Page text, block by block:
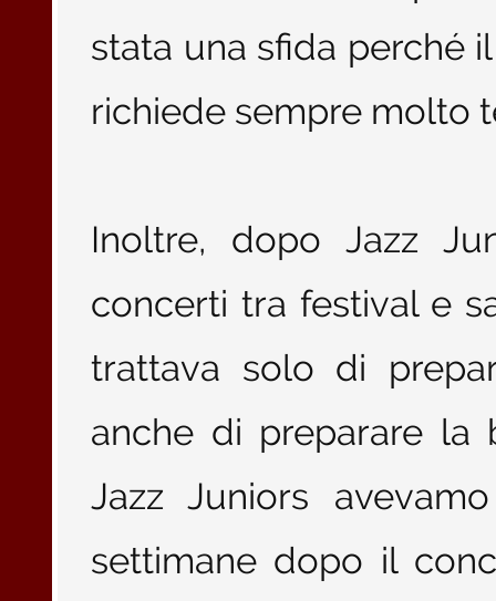
stata una sfida perché
richiede sempre molto
Inoltre, dopo Jazz
concerti tra festival e
trattava solo di
anche di preparare la
Jazz Juniors
settimane dopo il